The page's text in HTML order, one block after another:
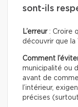
sont-ils
L’erreur: Croire
découvrir que
Comment
municipalité ou
avant de
l’intérieur,
précises